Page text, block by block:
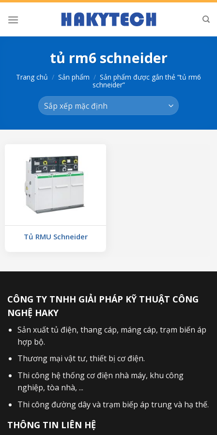
Bỏ
qua
tủ rm6 schneider
Trang chủ / Sản phẩm / Sản phẩm được gắn thẻ “tủ rm6
schneider”
Tủ RMU Schneider
CÔNG TY TNHH GIẢI PHÁP KỸ THUẬT CÔNG
NGHỆ HAKY
Sản xuấttủ điện, thang cáp, máng cáp, trạm biến áp
hợp bộ.
Thương mại vật tư, thiết bị cơ điện.
Thi công hệ thống cơ điện nhà máy, khu công
nghiệp, tòa nhà, ...
Thi công đường dây và trạm biếp áp trung và hạ thế.
THÔNG TIN LIÊN HỆ